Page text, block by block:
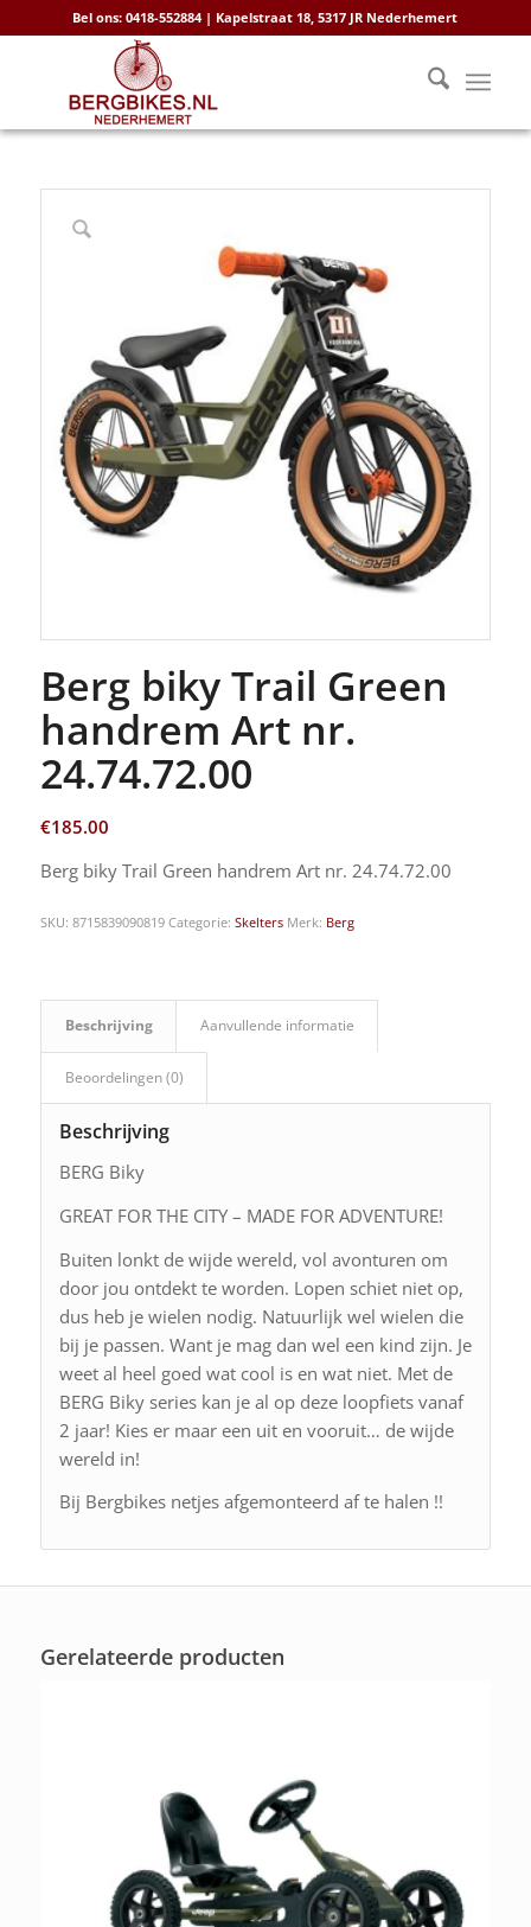
Bel ons: 0418-552884 | Kapelstraat 18, 5317 JR Nederhemert
Berg biky Trail Green
handrem Art nr.
24.74.72.00
€185.00
Berg biky Trail Green handrem Art nr. 24.74.72.00
SKU: 8715839090819 Categorie: Skelters Merk: Berg
Beschrijving Aanvullende informatie
Beoordelingen (0)
Beschrijving
BERG Biky
GREAT FOR THE CITY – MADE FOR ADVENTURE!
Buiten lonkt de wijde wereld, vol avonturen om
door jou ontdekt te worden. Lopen schiet niet op,
dus heb je wielen nodig. Natuurlijk wel wielen die
bij je passen. Want je mag dan wel een kind zijn. Je
weet al heel goed wat cool is en wat niet. Met de
BERG Biky series kan je al op deze loopfiets vanaf
2 jaar! Kies er maar een uit en vooruit… de wijde
wereld in!
Bij Bergbikes netjes afgemonteerd af te halen !!
Gerelateerde producten